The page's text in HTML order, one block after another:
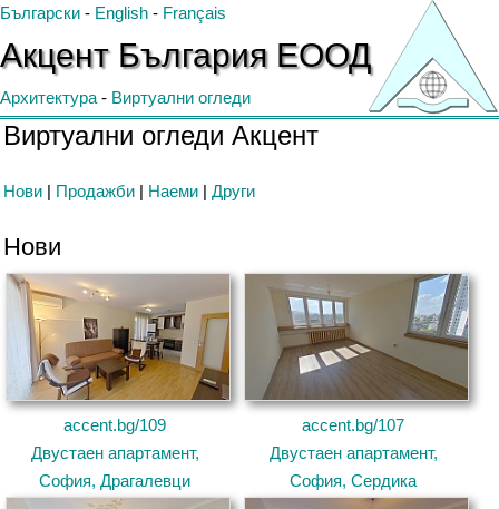
Български - English - Français
Акцент България ЕООД
Архитектура - Виртуални огледи
Виртуални огледи Акцент
Нови | Продажби | Наеми | Други
Нови
accent.bg/109
Двустаен апартамент,
София, Драгалевци
accent.bg/107
Двустаен апартамент,
София, Сердика